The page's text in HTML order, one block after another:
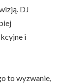
DJ
i
to wyzwanie,